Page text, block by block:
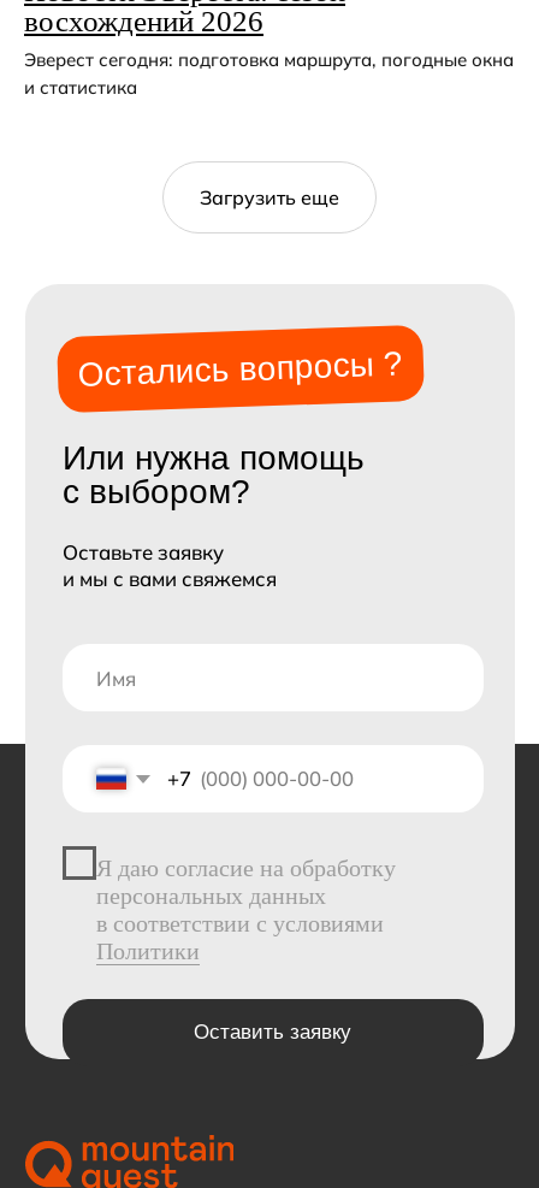
восхождений 2026
Эверест сегодня: подготовка маршрута, погодные окна
и статистика
Загрузить еще